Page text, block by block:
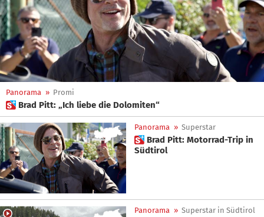
Panorama » Promi
 Brad Pitt: „Ich liebe die Dolomiten“
Panorama » Superstar
 Brad Pitt: Motorrad-Trip in
Südtirol
Panorama » Superstar in Südtirol